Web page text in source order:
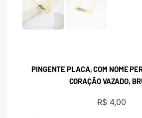
PINGENTE PLACA, COM NOME
CORAÇÃO VAZADO,
R$ 4,00